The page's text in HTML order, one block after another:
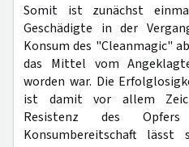
Somit ist zunächst
Geschädigte in der
Konsum des "Cleanmagic"
das Mittel vom
worden war. Die
ist damit vor allem
Resistenz des
Konsumbereitschaft